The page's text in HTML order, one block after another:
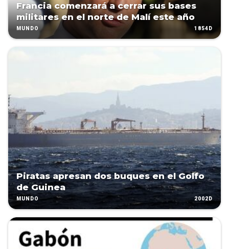
Francia comenzará a cerrar sus bases
militares en el norte de Malí este año
MUNDO 1854D
Piratas apresan dos buques en el Golfo
de Guinea
MUNDO 2002D